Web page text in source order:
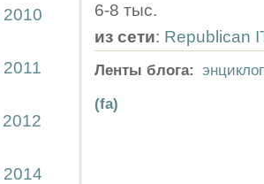
2010
2011
2012
2014
6-8 тыс.
из сети: Republican
Ленты блога:
(fa)